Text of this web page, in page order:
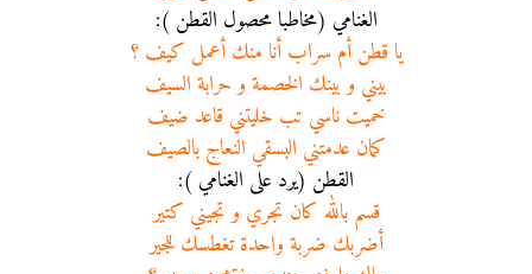
الغنامي (مخاطبا محصول القطن ):
يا قطن أم سراب أنا منك أعمل كيف ؟
بيني و بينك الخصمة و حرابة السيف
خميت ناسي تب خليتني قاعد ضيف
كمان عدمتني البسقي النعاج بالصيف
القطن (يرد على الغنامي ):
قسم بالله كان تجري و تجيني كتير
أضربك ضربة واحدة تغطسك للجير